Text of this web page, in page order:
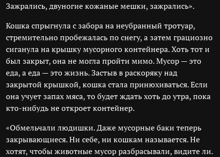
Зажрались, двуногие кожаные мешки, зажрались».
Кошка спрыгнула с забора на неубранный тротуар,
стремительно пробежалась по снегу, а затем грациозно
сиганула на крышку мусорного контейнера. Хоть тот и
был закрыт, она не могла пройти мимо. Мусор — это
еда, а еда — это жизнь. Застыв в раскоряку над
закрытой крышкой, кошка стала принюхиваться. Если
она учует запах мяса, то будет ждать хоть до утра, пока
кто-нибудь не откроет контейнер.
«Обмельчали людишки. Даже мусорные баки теперь
закрывающиеся. Ни себе, ни кошкам называется. Не
хотят, чтобы животные мусор разбрасывали, видите ли.